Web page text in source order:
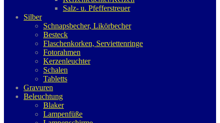
Salz- u. Pfefferstreuer
Silber
Schnapsbecher, Likörbecher
Besteck
Flaschenkorken, Serviettenringe
Fotorahmen
Kerzenleuchter
Schalen
Tabletts
Gravuren
Beleuchtung
Blaker
Lampenfüße